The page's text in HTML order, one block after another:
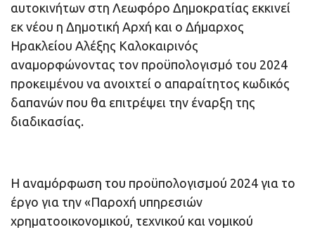
αυτοκινήτων στη Λεωφόρο Δημοκρατίας εκκινεί
εκ νέου η Δημοτική Αρχή και ο Δήμαρχος
Ηρακλείου Αλέξης Καλοκαιρινός
αναμορφώνοντας τον προϋπολογισμό του 2024
προκειμένου να ανοιχτεί ο απαραίτητος κωδικός
δαπανών που θα επιτρέψει την έναρξη της
διαδικασίας.
Η αναμόρφωση του προϋπολογισμού 2024 για το
έργο για την «Παροχή υπηρεσιών
χρηματοοικονομικού, τεχνικού και νομικού